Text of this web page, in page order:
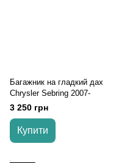
Багажник на гладкий дах
Chrysler Sebring 2007-
3 250 грн
Купити